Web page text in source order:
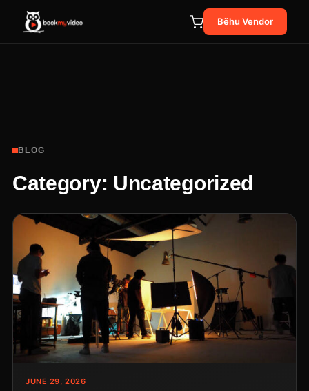
Bëhu Vendor
BLOG
Category: Uncategorized
JUNE 29, 2026